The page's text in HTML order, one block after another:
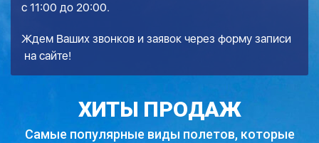
с 11:00 до 20:00.
Ждем Ваших звонков и заявок через форму записи
на сайте!
ХИТЫ ПРОДАЖ
Самые популярные виды полетов, которые